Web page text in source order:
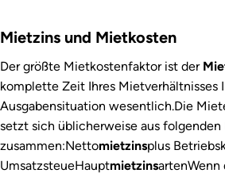
Mietzins und Mietkosten
Der größte Mietkostenfaktor ist der
komplette Zeit Ihres Mietverhältnisses
Ausgabensituation wesentlich.Die
setzt sich üblicherweise aus folgenden
zusammen:Nettomietzinsplus
UmsatzsteueHauptmietzinsartenWenn